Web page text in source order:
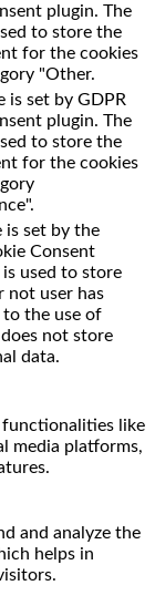
plugin. The
to store the
for the cookies
"Other.
is set by GDPR
plugin. The
to store the
for the cookies
is set by the
Consent
used to store
not user has
the use of
not store
data.
like
media platforms,
and analyze the
helps in